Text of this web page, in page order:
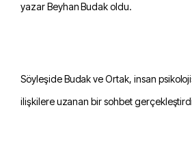
yazar Beyhan Budak oldu.
Söyleşide Budak ve Ortak, insan
ilişkilere uzanan bir sohbet